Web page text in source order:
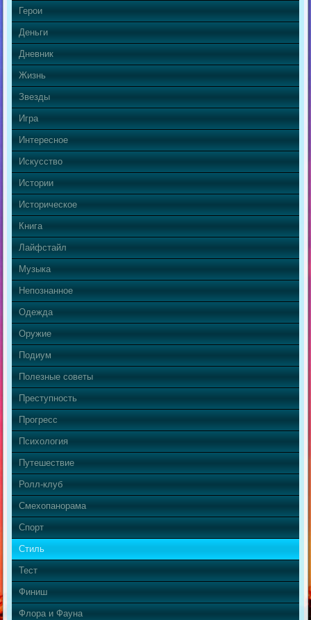
Герои
Деньги
Дневник
Жизнь
Звезды
Игра
Интересное
Искусство
Истории
Историческое
Книга
Лайфстайл
Музыка
Непознанное
Одежда
Оружие
Подиум
Полезные советы
Преступность
Прогресс
Психология
Путешествие
Ролл-клуб
Смехопанорама
Спорт
Стиль
Тест
Финиш
Флора и Фауна